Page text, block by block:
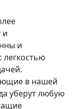
и
и
в нашей
уберут любую